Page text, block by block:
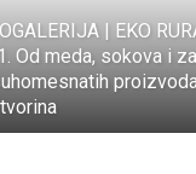
| EKO
Od meda, sokova i